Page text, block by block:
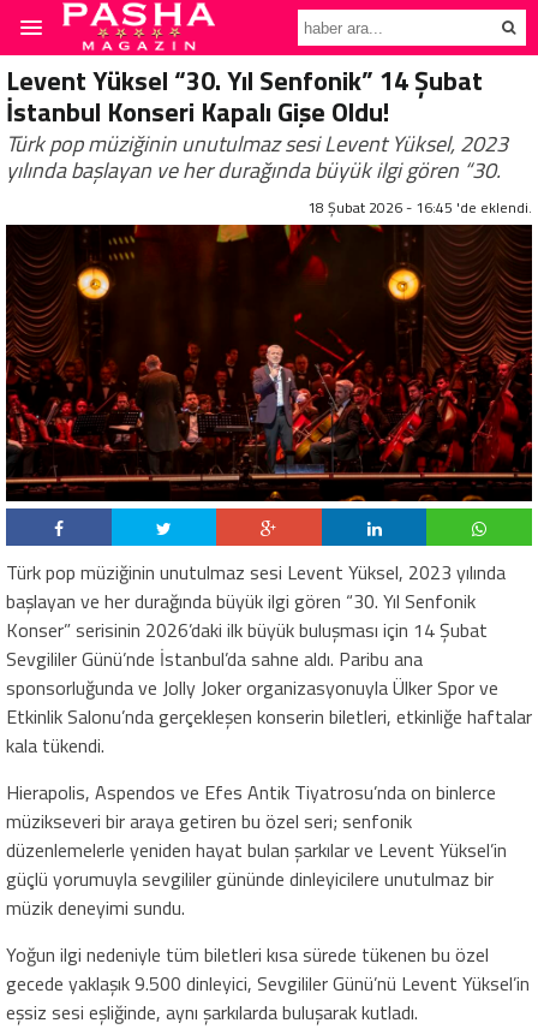
Levent Yüksel “30. Yıl Senfonik” 14 Şubat
İstanbul Konseri Kapalı Gişe Oldu!
Türk pop müziğinin unutulmaz sesi Levent Yüksel, 2023
yılında başlayan ve her durağında büyük ilgi gören “30.
18 Şubat 2026 - 16:45 'de eklendi.
Türk pop müziğinin unutulmaz sesi Levent Yüksel, 2023 yılında
başlayan ve her durağında büyük ilgi gören “30. Yıl Senfonik
Konser” serisinin 2026’daki ilk büyük buluşması için 14 Şubat
Sevgililer Günü’nde İstanbul’da sahne aldı. Paribu ana
sponsorluğunda ve Jolly Joker organizasyonuyla Ülker Spor ve
Etkinlik Salonu’nda gerçekleşen konserin biletleri, etkinliğe haftalar
kala tükendi.
Hierapolis, Aspendos ve Efes Antik Tiyatrosu’nda on binlerce
müzikseveri bir araya getiren bu özel seri; senfonik
düzenlemelerle yeniden hayat bulan şarkılar ve Levent Yüksel’in
güçlü yorumuyla sevgililer gününde dinleyicilere unutulmaz bir
müzik deneyimi sundu.
Yoğun ilgi nedeniyle tüm biletleri kısa sürede tükenen bu özel
gecede yaklaşık 9.500 dinleyici, Sevgililer Günü’nü Levent Yüksel’in
eşsiz sesi eşliğinde, aynı şarkılarda buluşarak kutladı.